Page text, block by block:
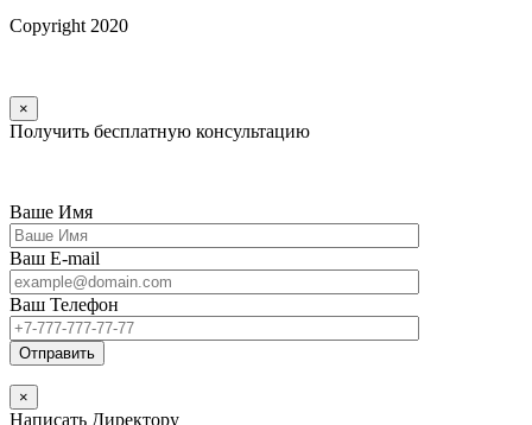
Copyright 2020
×
Получить бесплатную консультацию
Ваше Имя
Ваш E-mail
Ваш Телефон
×
Написать Директору